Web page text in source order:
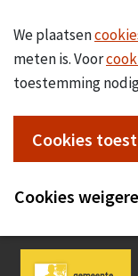
We plaatsen
meten is. Voor
toestemming
Cookies
Cookies